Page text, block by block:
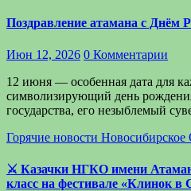
Поздравление атамана с Днём
Июн 12, 2026 0 Комментарии
12 июня — особенная дата для
символизирующий день
государства, его незыблемый
Горячие новости
⚔ Казачки НГКО имени
класс на фестивале «Клинок в